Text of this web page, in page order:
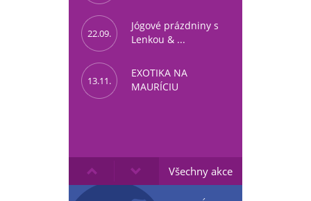
22.09.
Jógové prázdniny s
Lenkou & ...
13.11.
EXOTIKA NA
MAURÍCIU
Všechny akce